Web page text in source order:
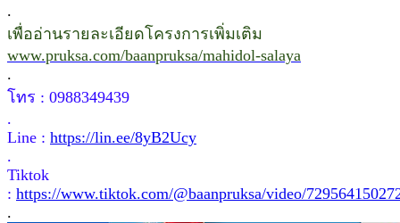
.
เพื่ออ่านรายละเอียดโครงการเพิ่มเติม
www.pruksa.com/baanpruksa/mahidol-salaya
.
โทร : 0988349439
.
Line : https://lin.ee/8yB2Ucy
.
Tiktok
: https://www.tiktok.com/@baanpruksa/video/
.